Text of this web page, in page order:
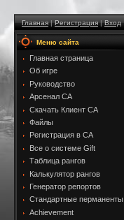
Главная|Регистрация|Вход
Меню сайта
Главная страница
Об игре
Руководство
Арсенал CA
Скачать Клиент CA
Файлы
Регистрация в CA
Все о системе Gift
Таблица рангов
Калькулятор рангов
Генератор репортов
Стандартные перманенты
Achievement